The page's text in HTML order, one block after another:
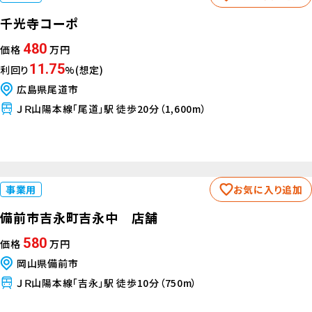
千光寺コーポ
価格 480 万円
利回り11.75%(想定)
広島県尾道市
ＪＲ山陽本線「尾道」駅 徒歩20分（1,600m）
事業用 お気に入り追加
備前市吉永町吉永中 店舗
価格 580 万円
岡山県備前市
ＪＲ山陽本線「吉永」駅 徒歩10分（750m）